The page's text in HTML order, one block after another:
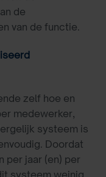
de
van de functie.
zelf hoe en
medewerker,
systeem is
Doordat
per jaar (en) per
systeem weinig